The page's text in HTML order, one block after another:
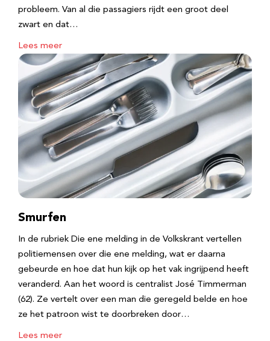
probleem. Van al die passagiers rijdt een groot deel
zwart en dat…
Lees meer
Smurfen
In de rubriek Die ene melding in de Volkskrant vertellen
politiemensen over die ene melding, wat er daarna
gebeurde en hoe dat hun kijk op het vak ingrijpend heeft
veranderd. Aan het woord is centralist José Timmerman
(62). Ze vertelt over een man die geregeld belde en hoe
ze het patroon wist te doorbreken door…
Lees meer